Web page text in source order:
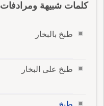
كلمات شبيهة ومرادفات
طبخ بالبخار
طبخ على البخار